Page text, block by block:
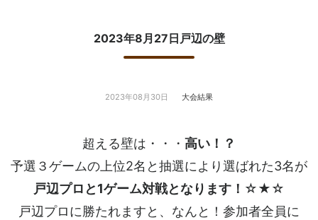
2023年8月27日戸辺の壁
2023年08月30日 大会結果
超える壁は・・・ 高い！？
予選３ゲームの上位2名と抽選により選ばれた3名が
戸辺プロと1ゲーム対戦となります！ ☆★☆
戸辺プロに勝たれますと、なんと！参加者全員に